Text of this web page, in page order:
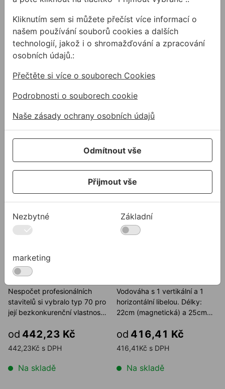
Znáte všechny typy
vodováh?
V další části hobby
magazínu jsme si posvítily
na vodováhy. Jaké jsou
spolehlivé vodováhy?
Související produkty
Vodováha STABILA 70
Nespočet profesionálních
stavitelů si vybralo typ 70 pro
její bezkonkurenční vlastnosti.
od 442,23 Kč
442,23Kč s DPH
Na skladě
Vodováha STABILA 70 T
Vodováha s 1 vertikální a 1
horizontální libelou. Délky:
22cm (magnetická) a 25cm
od 416,41 Kč
416,41Kč s DPH
Na skladě
Kliknutím sem si můžete přečíst více informací o
našem používání souborů cookies a dalších
technologií, jakož i o shromažďování a zpracování
osobních údajů.:
Přečtěte si více o souborech Cookies
Podrobnosti o souborech cookie
Naše zásady ochrany osobních údajů
Odmítnout vše
Přijmout vše
Nezbytné Základní
marketing